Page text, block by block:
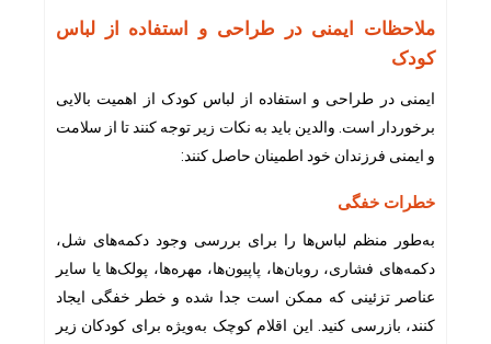
ملاحظات ایمنی در طراحی و استفاده از لباس
کودک
ایمنی در طراحی و استفاده از لباس کودک از اهمیت بالایی
برخوردار است. والدین باید به نکات زیر توجه کنند تا از سلامت
و ایمنی فرزندان خود اطمینان حاصل کنند:
خطرات خفگی
به‌طور منظم لباس‌ها را برای بررسی وجود دکمه‌های شل،
دکمه‌های فشاری، روبان‌ها، پاپیون‌ها، مهره‌ها، پولک‌ها یا سایر
عناصر تزئینی که ممکن است جدا شده و خطر خفگی ایجاد
کنند، بازرسی کنید. این اقلام کوچک به‌ویژه برای کودکان زیر